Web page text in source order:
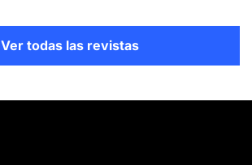
Ver todas las revistas